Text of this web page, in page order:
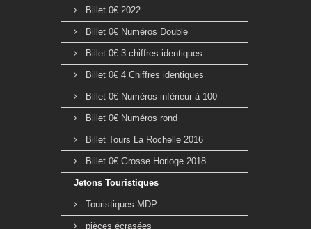
Billet 0€ 2022
Billet 0€ Numéros Double
Billet 0€ 3 chiffres identiques
Billet 0€ 4 Chiffres identiques
Billet 0€ Numéros inférieur à 100
Billet 0€ Numéros rond
Billet Tours La Rochelle 2016
Billet 0€ Grosse Horloge 2018
Jetons Touristiques
Touristiques MDP
pièces écrasées